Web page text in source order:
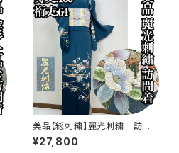
美品【総刺繍】麗光刺繍 訪問
着 正絹 袷 s761
¥27,800